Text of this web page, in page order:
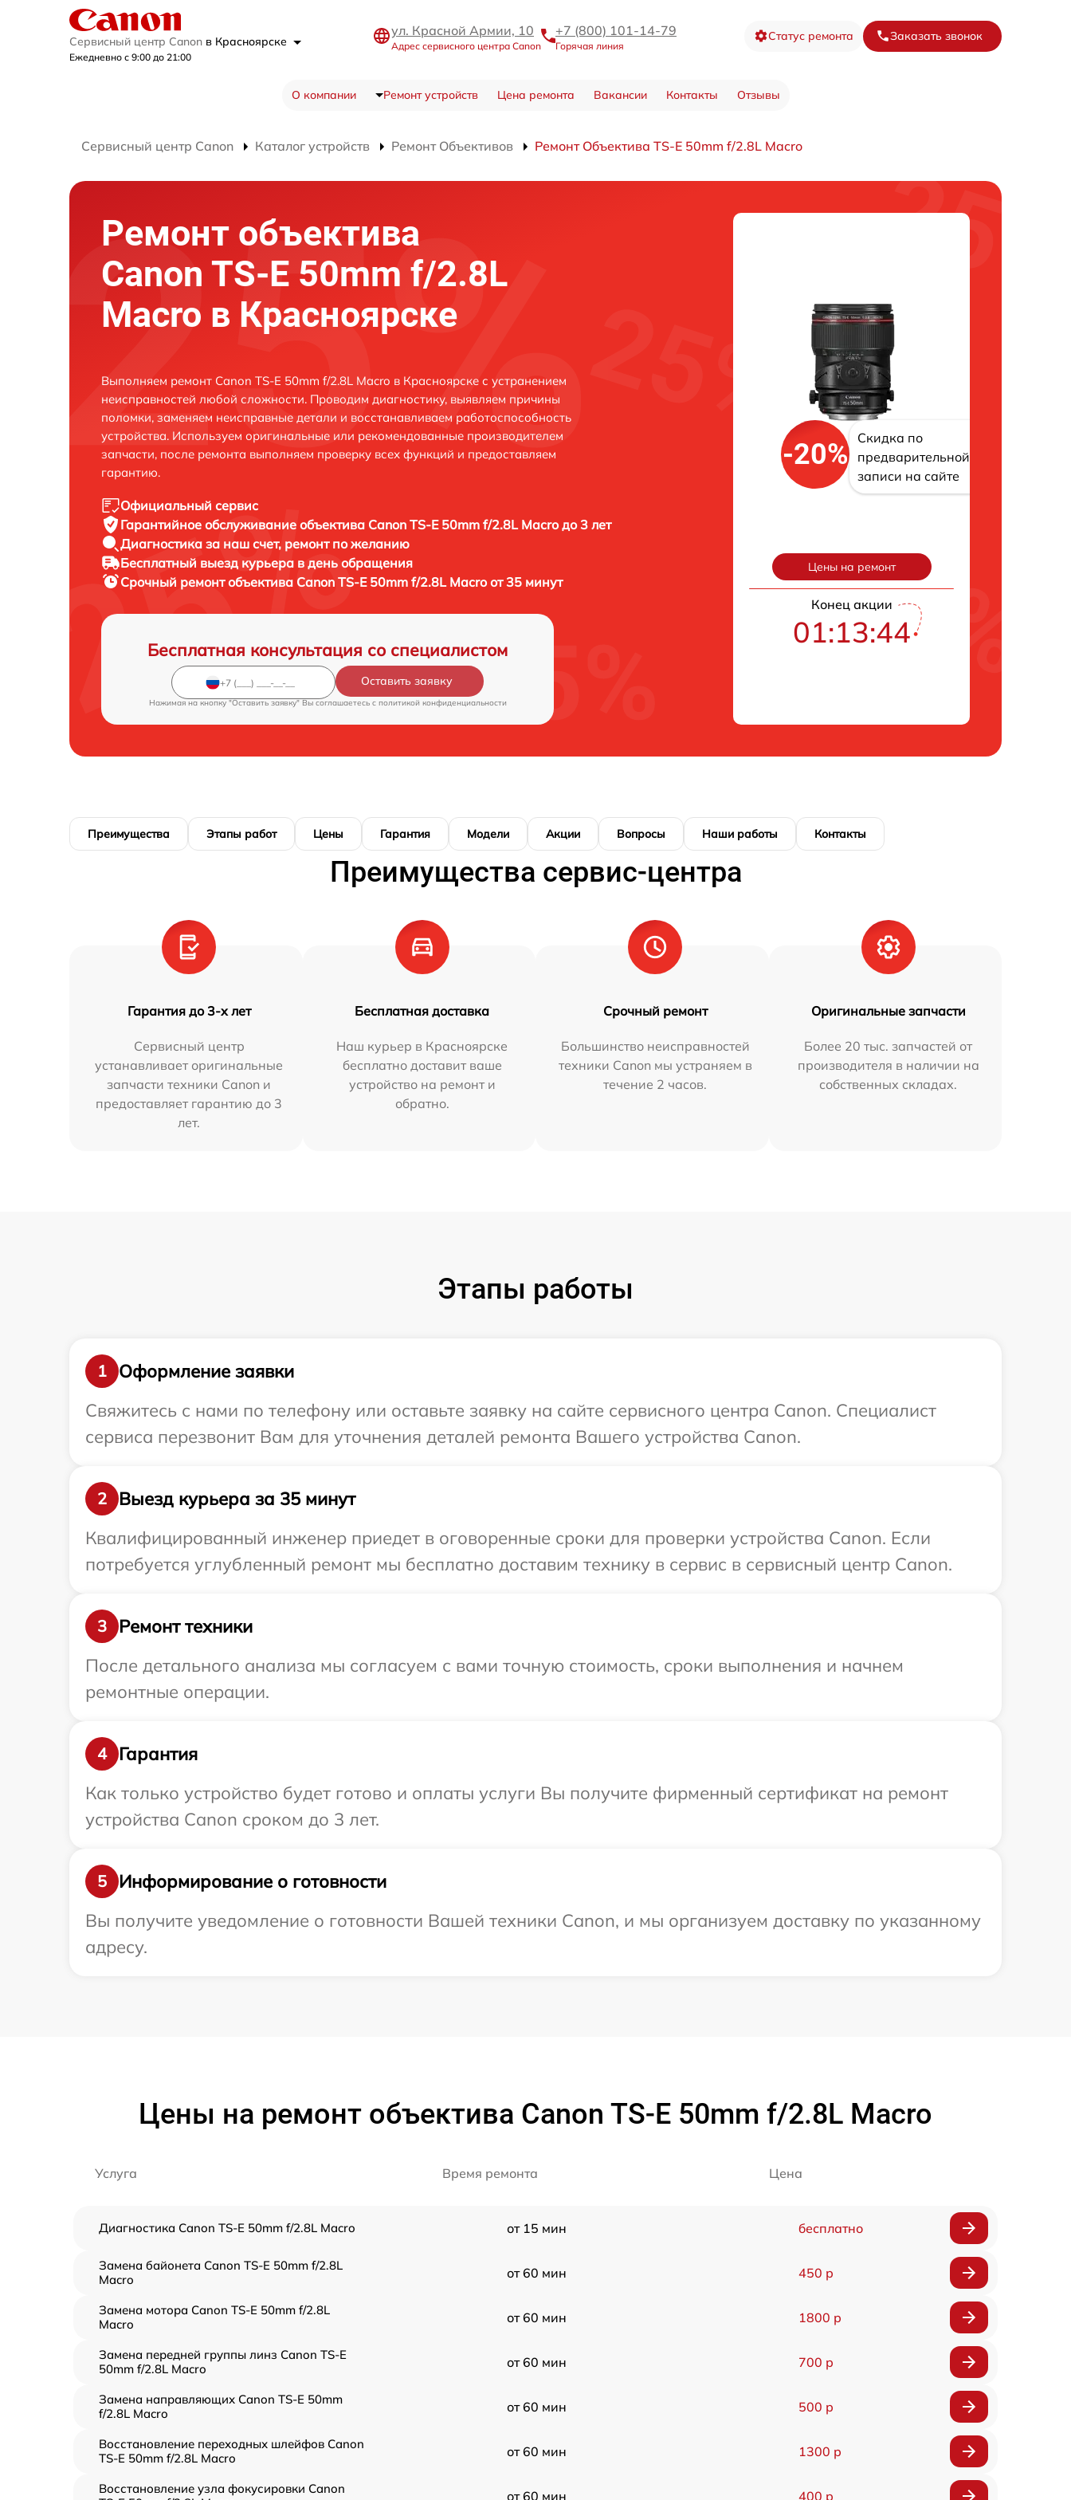
Сервисный центр Canon в Красноярске
Ежедневно с 9:00 до 21:00
ул. Красной Армии, 10
Адрес сервисного центра Canon
+7 (800) 101-14-79
Горячая линия
Статус ремонта Заказать звонок
О компании Ремонт устройств Цена ремонта Вакансии Контакты Отзывы
Сервисный центр Canon Каталог устройств Ремонт Объективов Ремонт Объектива TS-E 50mm f/2.8L Macro
Ремонт объектива
Canon TS-E 50mm f/2.8L
Macro в Красноярске
Выполняем ремонт Canon TS-E 50mm f/2.8L Macro в Красноярске с устранением
неисправностей любой сложности. Проводим диагностику, выявляем причины
поломки, заменяем неисправные детали и восстанавливаем работоспособность
устройства. Используем оригинальные или рекомендованные производителем
запчасти, после ремонта выполняем проверку всех функций и предоставляем
гарантию.
Официальный сервис
Гарантийное обслуживание объектива Canon TS-E 50mm f/2.8L Macro до 3 лет
Диагностика за наш счет, ремонт по желанию
Бесплатный выезд курьера в день обращения
Срочный ремонтобъектива Canon TS-E 50mm f/2.8L Macro от 35 минут
Бесплатная консультация со специалистом
Оставить заявку
Нажимая на кнопку "Оставить заявку" Вы соглашаетесь c политикой конфиденциальности
-20%
Скидка по
предварительной
записи на сайте
Цены на ремонт
Конец акции
01:13:43
Преимущества Этапы работ Цены Гарантия Модели Акции Вопросы Наши работы Контакты
Преимущества сервис-центра
Гарантия до 3-х лет
Сервисный центр
устанавливает оригинальные
запчасти техники Canon и
предоставляет гарантию до 3
лет.
Бесплатная доставка
Наш курьер в Красноярске
бесплатно доставит ваше
устройство на ремонт и
обратно.
Срочный ремонт
Большинство неисправностей
техники Canon мы устраняем в
течение 2 часов.
Оригинальные запчасти
Более 20 тыс. запчастей от
производителя в наличии на
собственных складах.
Этапы работы
1
Оформление заявки
Свяжитесь с нами по телефону или оставьте заявку на сайте сервисного центра Canon. Специалист
сервиса перезвонит Вам для уточнения деталей ремонта Вашего устройства Canon.
2
Выезд курьера за 35 минут
Квалифицированный инженер приедет в оговоренные сроки для проверки устройства Canon. Если
потребуется углубленный ремонт мы бесплатно доставим технику в сервис в сервисный центр Canon.
3
Ремонт техники
После детального анализа мы согласуем с вами точную стоимость, сроки выполнения и начнем
ремонтные операции.
4
Гарантия
Как только устройство будет готово и оплаты услуги Вы получите фирменный сертификат на ремонт
устройства Canon сроком до 3 лет.
5
Информирование о готовности
Вы получите уведомление о готовности Вашей техники Canon, и мы организуем доставку по указанному
адресу.
Цены на ремонт объектива Canon TS-E 50mm f/2.8L Macro
Услуга Время ремонта Цена
Диагностика Canon TS-E 50mm f/2.8L Macro от 15 мин бесплатно
Замена байонета Canon TS-E 50mm f/2.8L
Macro
от 60 мин 450 р
Замена мотора Canon TS-E 50mm f/2.8L
Macro
от 60 мин 1800 р
Замена передней группы линз Canon TS-E
50mm f/2.8L Macro
от 60 мин 700 р
Замена направляющих Canon TS-E 50mm
f/2.8L Macro
от 60 мин 500 р
Восстановление переходных шлейфов Canon
TS-E 50mm f/2.8L Macro
от 60 мин 1300 р
Восстановление узла фокусировки Canon
от 60 мин 400 р